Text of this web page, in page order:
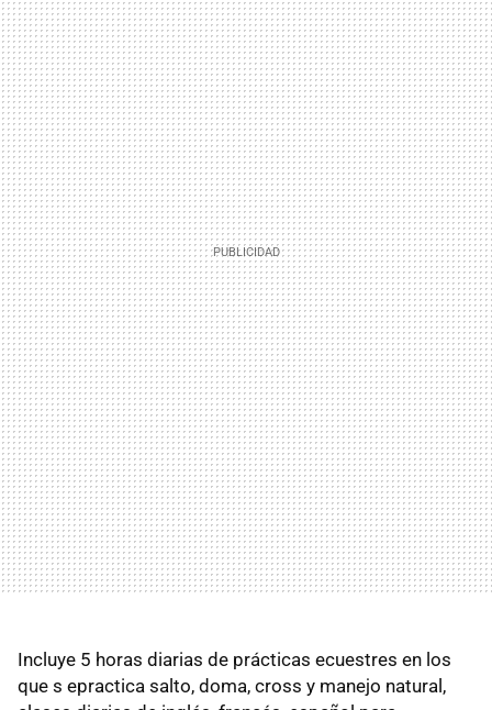
Incluye 5 horas diarias de prácticas ecuestres en los
que s epractica salto, doma, cross y manejo natural,